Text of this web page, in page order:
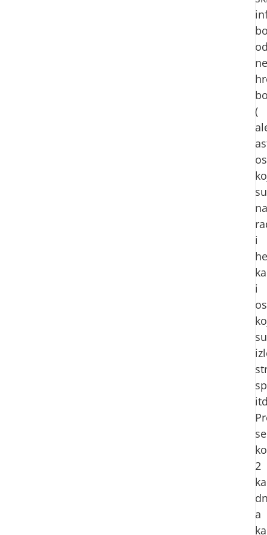
(
su
na
i
i
su
se
2
a